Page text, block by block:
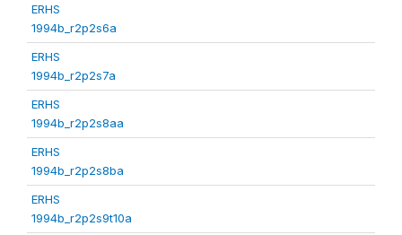
ERHS
1994b_r2p2s6a
ERHS
1994b_r2p2s7a
ERHS
1994b_r2p2s8aa
ERHS
1994b_r2p2s8ba
ERHS
1994b_r2p2s9t10a